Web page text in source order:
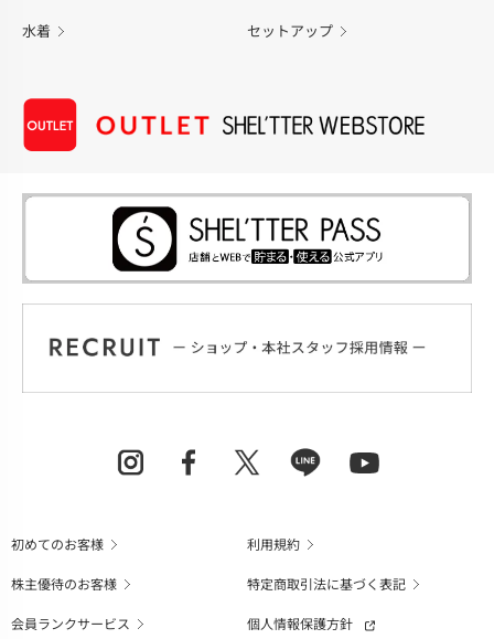
水着 セットアップ
初めてのお客様
利用規約
株主優待のお客様
特定商取引法に基づく表記
会員ランクサービス
個人情報保護方針